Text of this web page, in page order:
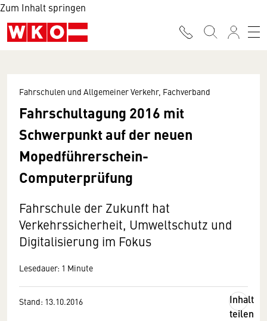
Zum Inhalt springen
Fahrschulen und Allgemeiner Verkehr, Fachverband
Fahrschultagung 2016 mit
Schwerpunkt auf der neuen
Mopedführerschein-
Computerprüfung
Fahrschule der Zukunft hat
Verkehrssicherheit, Umweltschutz und
Digitalisierung im Fokus
Lesedauer: 1 Minute
Stand: 13.10.2016
Inhalt
teilen